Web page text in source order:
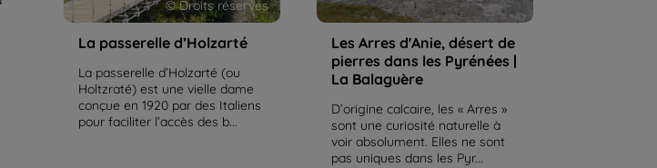
© Droits réservés
La passerelle d’Holzarté
La passerelle d’Holzarté (ou
Holtzraté) est une vielle dame
conçue en 1920 par des Italiens
pour faciliter l’accès des b...
Les Arres d'Anie, désert de
pierres dans les Pyrénées |
La Balaguère
D’origine calcaire, les « Arres »
sont une curiosité naturelle à
voir absolument. Elles ne sont
pas uniques dans les Pyr...